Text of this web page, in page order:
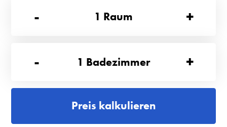
-
1 Raum +
- 1 Badezimmer +
Preis kalkulieren